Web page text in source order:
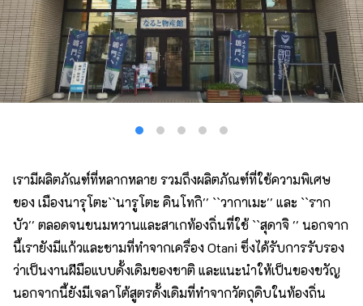
เรามีผลิตภัณฑ์ที่หลากหลาย รวมถึงผลิตภัณฑ์ที่ใช้ความพิเศษ
ของ เมืองนารุโตะ``นารูโตะ คินโทกิ'' ``วากาเมะ'' และ ``ราก
บัว'' ตลอดจนขนมหวานและสาเกท้องถิ่นที่ใช้ ``สุดาจิ '' นอกจาก
นี้เรายังมีแก้วและชามที่ทำจากเครื่อง Otani ซึ่งได้รับการรับรอง
ว่าเป็นงานฝีมือแบบดั้งเดิมของชาติ และแนะนำให้เป็นของขวัญ
นอกจากนี้ยังมีเจลาโต้สูตรดั้งเดิมที่ทำจากวัตถุดิบในท้องถิ่น